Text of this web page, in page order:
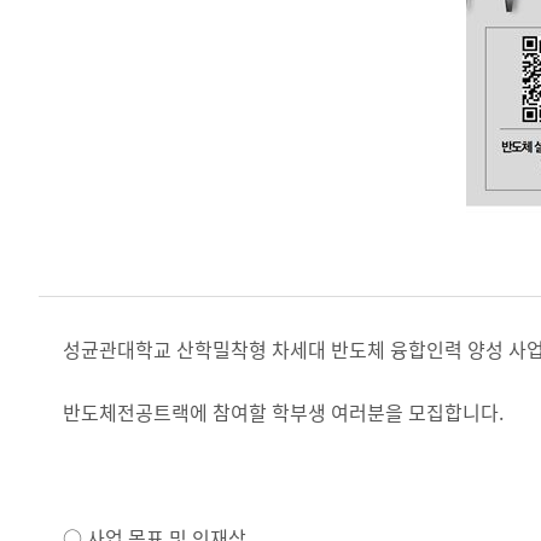
성균관대학교 산학밀착형 차세대 반도체 융합인력 양성 사
반도체전공트랙에 참여할 학부생 여러분을 모집합니다.